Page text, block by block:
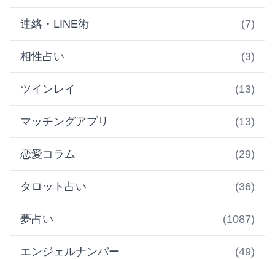
連絡・LINE術 (7)
相性占い (3)
ツインレイ (13)
マッチングアプリ (13)
恋愛コラム (29)
タロット占い (36)
夢占い (1087)
エンジェルナンバー (49)